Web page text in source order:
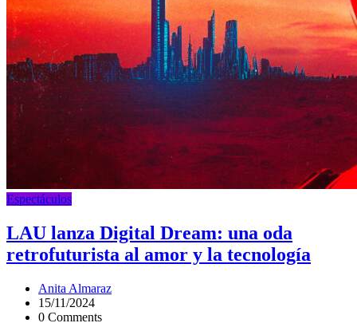
Espectáculos
LAU lanza Digital Dream: una oda
retrofuturista al amor y la tecnología
Anita Almaraz
15/11/2024
0 Comments